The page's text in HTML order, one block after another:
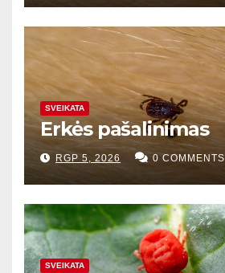
SVEIKATA
Erkės pašalinimas
RGP 5, 2026 0 COMMENTS
SVEIKATA